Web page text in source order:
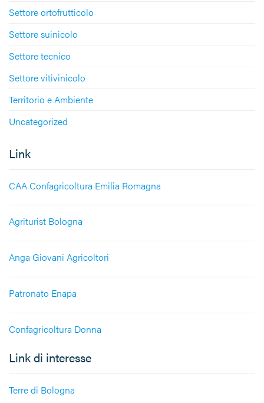
Settore ortofrutticolo
Settore suinicolo
Settore tecnico
Settore vitivinicolo
Territorio e Ambiente
Uncategorized
Link
CAA Confagricoltura Emilia Romagna
Agriturist Bologna
Anga Giovani Agricoltori
Patronato Enapa
Confagricoltura Donna
Link di interesse
Terre di Bologna